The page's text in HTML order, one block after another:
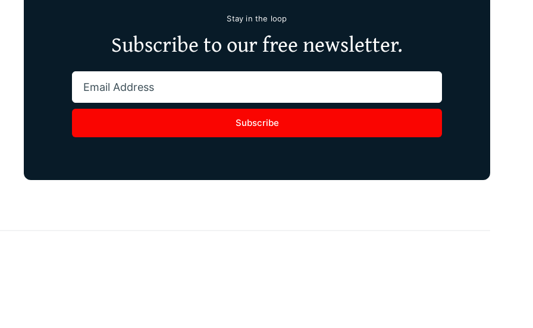
Stay in the loop
Subscribe to our free newsletter.
Subscribe